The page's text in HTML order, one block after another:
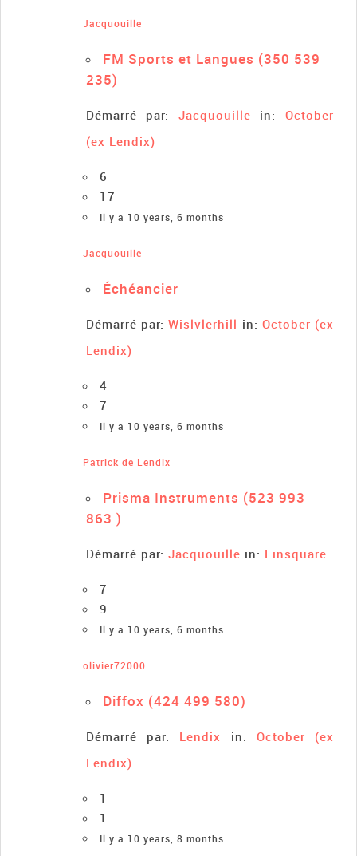
Jacquouille
FM Sports et Langues (350 539
235)
Démarré par: Jacquouille in:October
(ex Lendix)
6
17
Il y a 10 years, 6 months
Jacquouille
Échéancier
Démarré par:Wislvlerhill in: October (ex
Lendix)
4
7
Il y a 10 years, 6 months
Patrick de Lendix
Prisma Instruments (523 993
863 )
Démarré par: Jacquouille in: Finsquare
7
9
Il y a 10 years, 6 months
olivier72000
Diffox (424 499 580)
Démarré par: Lendix in: October (ex
Lendix)
1
1
Il y a 10 years, 8 months